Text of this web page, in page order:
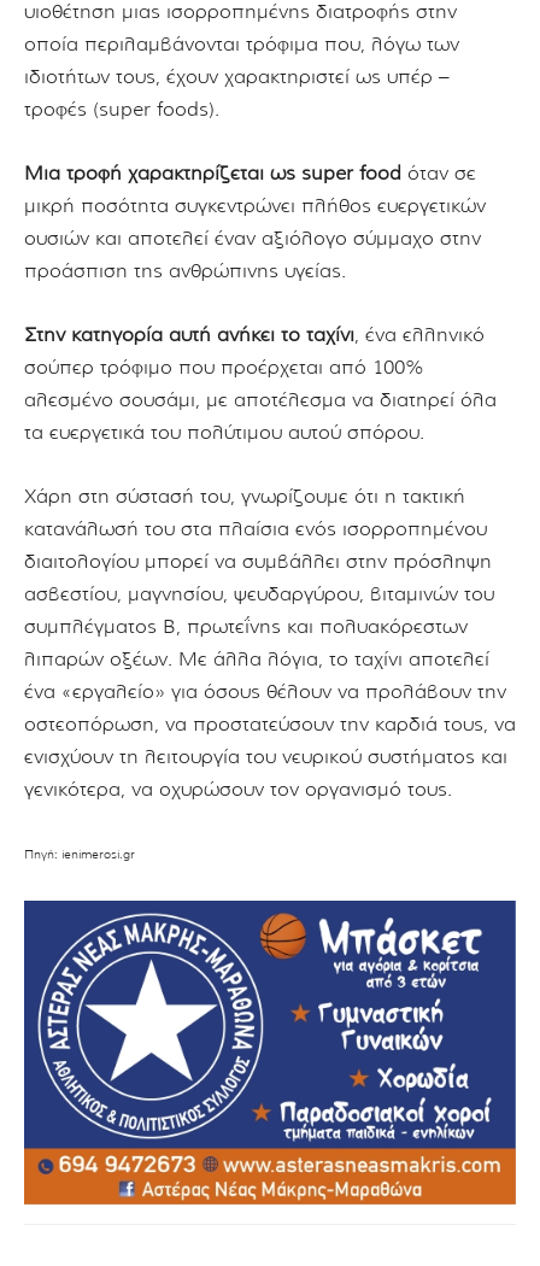
υιοθέτηση μιας ισορροπημένης διατροφής στην
οποία περιλαμβάνονται τρόφιμα που, λόγω των
ιδιοτήτων τους, έχουν χαρακτηριστεί ως υπέρ –
τροφές (super foods).
Μια τροφή χαρακτηρίζεται ως super food όταν σε
μικρή ποσότητα συγκεντρώνει πλήθος ευεργετικών
ουσιών και αποτελεί έναν αξιόλογο σύμμαχο στην
προάσπιση της ανθρώπινης υγείας.
Στην κατηγορία αυτή ανήκει το ταχίνι , ένα ελληνικό
σούπερ τρόφιμο που προέρχεται από 100%
αλεσμένο σουσάμι, με αποτέλεσμα να διατηρεί όλα
τα ευεργετικά του πολύτιμου αυτού σπόρου.
Χάρη στη σύστασή του, γνωρίζουμε ότι η τακτική
κατανάλωσή του στα πλαίσια ενός ισορροπημένου
διαιτολογίου μπορεί να συμβάλλει στην πρόσληψη
ασβεστίου, μαγνησίου, ψευδαργύρου, βιταμινών του
συμπλέγματος Β, πρωτεΐνης και πολυακόρεστων
λιπαρών οξέων. Με άλλα λόγια, το ταχίνι αποτελεί
ένα «εργαλείο» για όσους θέλουν να προλάβουν την
οστεοπόρωση, να προστατεύσουν την καρδιά τους, να
ενισχύουν τη λειτουργία του νευρικού συστήματος και
γενικότερα, να οχυρώσουν τον οργανισμό τους.
Πηγή: ienimerosi.gr